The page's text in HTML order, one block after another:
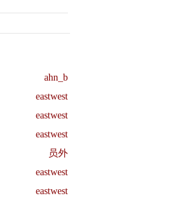
ahn_b
eastwest
eastwest
eastwest
员外
eastwest
eastwest